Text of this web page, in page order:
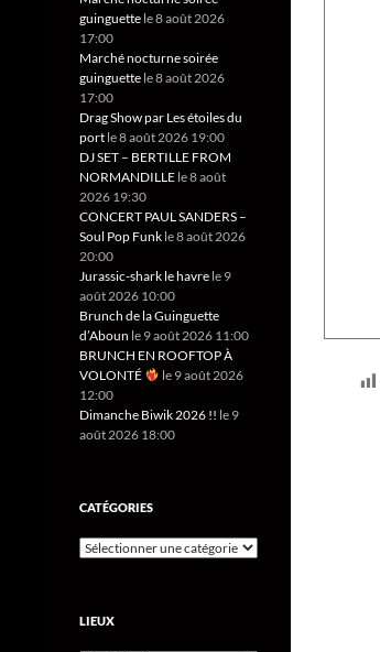
guinguette le 8 août 2026
17:00
Marché nocturne soirée
guinguette le 8 août 2026
17:00
Drag Show par Les étoiles du
port le 8 août 2026 19:00
DJ SET – BERTILLE FROM
NORMANDILLE le 8 août
2026 19:30
CONCERT PAUL SANDERS –
Soul Pop Funk le 8 août 2026
20:00
Jurassic-shark le havre le 9
août 2026 10:00
Brunch de la Guinguette
d’Aboun le 9 août 2026 11:00
BRUNCH EN ROOFTOP À
VOLONTÉ
le 9 août 2026
12:00
Dimanche Biwik 2026 !! le 9
août 2026 18:00
CATÉGORIES
LIEUX